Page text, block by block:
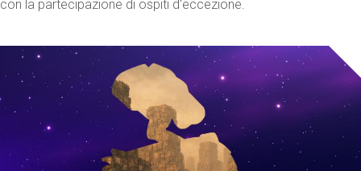
con la partecipazione di ospiti d'eccezione.